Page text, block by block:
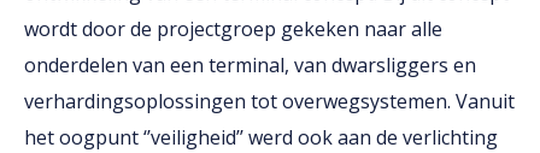
wordt door de projectgroep gekeken naar alle
onderdelen van een terminal, van dwarsliggers en
verhardingsoplossingen tot overwegsystemen. Vanuit
het oogpunt ‘’veiligheid’’ werd ook aan de verlichting